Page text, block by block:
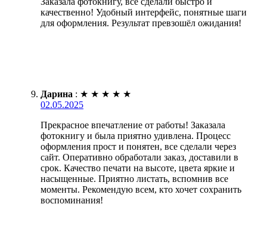
качественно! Удобный интерфейс, понятные шаги
для оформления. Результат превзошёл ожидания!
Дарина : ★ ★ ★ ★ ★
02.05.2025
Прекрасное впечатление от работы! Заказала
фотокнигу и была приятно удивлена. Процесс
оформления прост и понятен, все сделали через
сайт. Оперативно обработали заказ, доставили в
срок. Качество печати на высоте, цвета яркие и
насыщенные. Приятно листать, вспомнив все
моменты. Рекомендую всем, кто хочет сохранить
воспоминания!